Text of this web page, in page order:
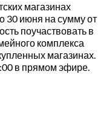
магазинах
30 июня на сумму от
поучаствовать в
комплекса
магазинах.
в прямом эфире.